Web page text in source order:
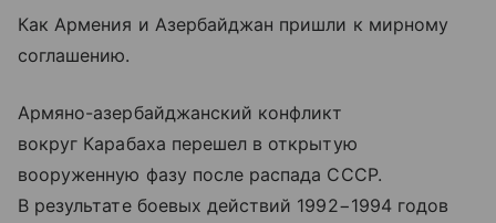
Как Армения и Азербайджан пришли к мирному
соглашению.
Армяно-азербайджанский конфликт
вокруг Карабаха перешел в открытую
вооруженную фазу после распада СССР.
В результате боевых действий 1992−1994 годов